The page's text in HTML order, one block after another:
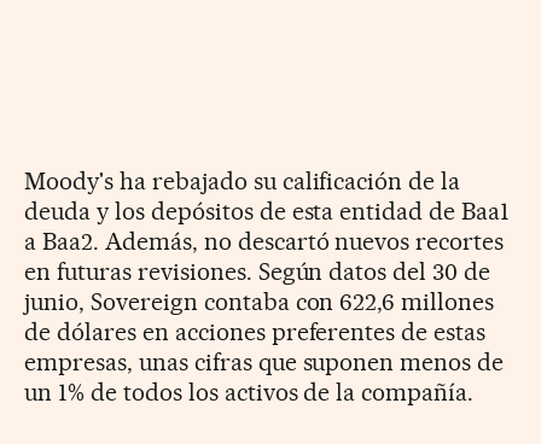
Moody's ha rebajado su calificación de la
deuda y los depósitos de esta entidad de Baa1
a Baa2. Además, no descartó nuevos recortes
en futuras revisiones. Según datos del 30 de
junio, Sovereign contaba con 622,6 millones
de dólares en acciones preferentes de estas
empresas, unas cifras que suponen menos de
un 1% de todos los activos de la compañía.